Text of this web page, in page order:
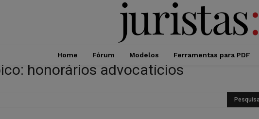
Home Fórum Modelos Ferramentas para PDF
honorários advocatícios